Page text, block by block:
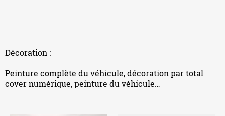
Décoration :
Peinture complète du véhicule, décoration par total
cover numérique, peinture du véhicule…